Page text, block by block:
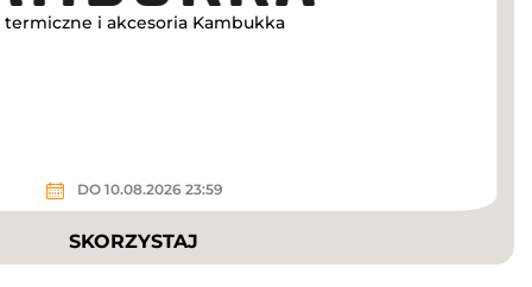
i akcesoria Kambukka
DO 10.08.2026 23:59
SKORZYSTAJ